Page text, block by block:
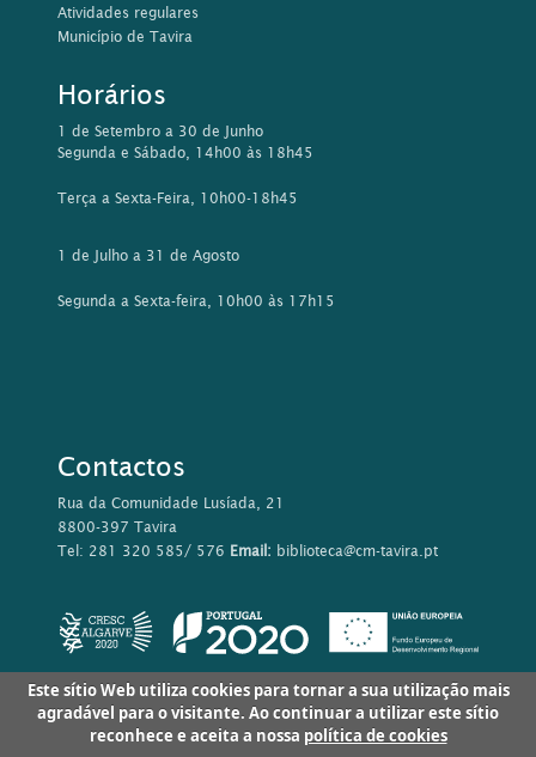
Atividades regulares
Município de Tavira
Horários
1 de Setembro a 30 de Junho
Segunda e Sábado, 14h00 às 18h45
Terça a Sexta-Feira, 10h00-18h45
1 de Julho a 31 de Agosto
Segunda a Sexta-feira, 10h00 às 17h15
Contactos
Rua da Comunidade Lusíada, 21
8800-397 Tavira
Tel: 281 320 585/ 576 Email: biblioteca@cm-tavira.pt
Este sítio Web utiliza cookies para tornar a sua utilização mais
agradável para o visitante. Ao continuar a utilizar este sítio
reconhece e aceita a nossa política de cookies